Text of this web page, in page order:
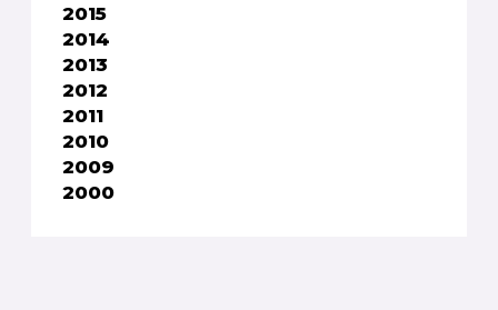
2015
2014
2013
2012
2011
2010
2009
2000